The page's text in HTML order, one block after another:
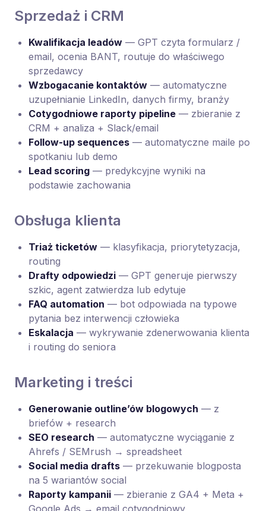
Sprzedaż i CRM
Kwalifikacja leadów — GPT czyta formularz /
email, ocenia BANT, routuje do właściwego
sprzedawcy
Wzbogacanie kontaktów — automatyczne
uzupełnianie LinkedIn, danych firmy, branży
Cotygodniowe raporty pipeline — zbieranie z
CRM + analiza + Slack/email
Follow-up sequences — automatyczne maile po
spotkaniu lub demo
Lead scoring — predykcyjne wyniki na
podstawie zachowania
Obsługa klienta
Triaż ticketów — klasyfikacja, priorytetyzacja,
routing
Drafty odpowiedzi — GPT generuje pierwszy
szkic, agent zatwierdza lub edytuje
FAQ automation — bot odpowiada na typowe
pytania bez interwencji człowieka
Eskalacja — wykrywanie zdenerwowania klienta
i routing do seniora
Marketing i treści
Generowanie outline’ów blogowych — z
briefów + research
SEO research — automatyczne wyciąganie z
Ahrefs / SEMrush → spreadsheet
Social media drafts — przekuwanie blogposta
na 5 wariantów social
Raporty kampanii — zbieranie z GA4 + Meta +
Google Ads → email cotygodniowy